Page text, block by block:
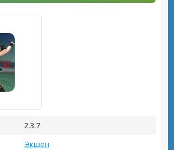
2.3.7
Экшен